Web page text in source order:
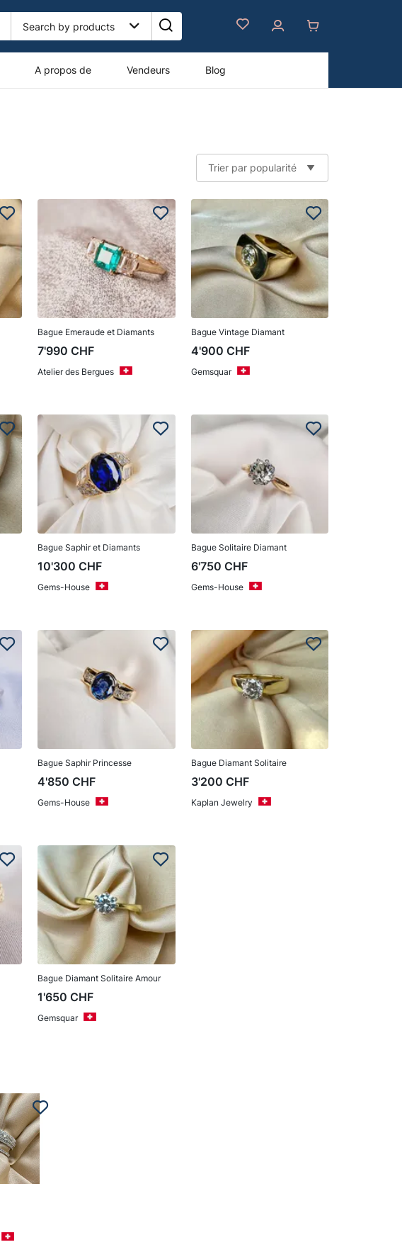
A propos de Vendeurs Blog
Trier par popularité
Bague Emeraude et Diamants
7'990 CHF
Atelier des Bergues
Bague Vintage Diamant
4'900 CHF
Gemsquar
Bague Saphir et Diamants
10'300 CHF
Gems-House
Bague Solitaire Diamant
6'750 CHF
Gems-House
Bague Saphir Princesse
4'850 CHF
Gems-House
Bague Diamant Solitaire
3'200 CHF
Kaplan Jewelry
Bague Diamant Solitaire Amour
1'650 CHF
Gemsquar